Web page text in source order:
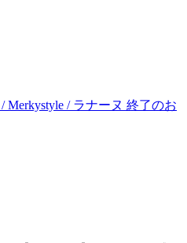
Merkystyle / ラナーヌ 終了のお